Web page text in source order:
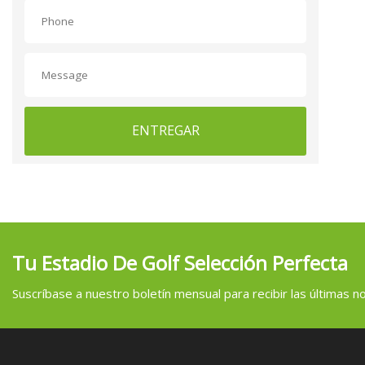
ENTREGAR
Tu Estadio De Golf Selección Perfecta
Suscríbase a nuestro boletín mensual para recibir las últimas